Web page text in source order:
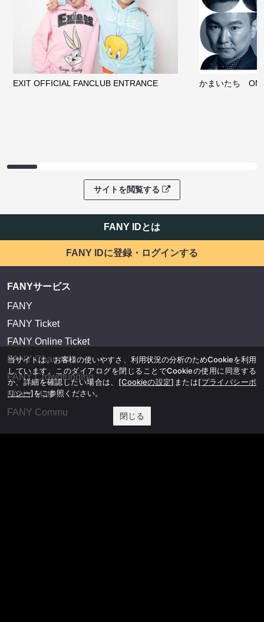
EXIT OFFICIAL FANCLUB ENTRANCE かまいたち
サイトを閲覧する
FANY IDとは
FANY IDに登録・ログインする
FANYサービス
FANY
FANY Ticket
FANY Online Ticket
FANY Channel
FANY Crowdfunding
FANY Mall
FANY Commu
当サイトは、お客様の使いやすさ、利用状況の分析のためCookieを利用
しています。このダイアログを閉じることでCookieの使用に同意する
か、詳細を確認したい場合は、 [Cookieの設定] または[プライバシーポ
リシー]をご参照ください。
閉じる